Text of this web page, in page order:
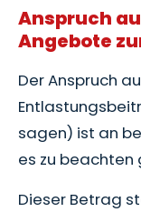
Anspruch
Angebote
Der Anspruch
sagen) ist an
es zu beachten
Dieser Betrag